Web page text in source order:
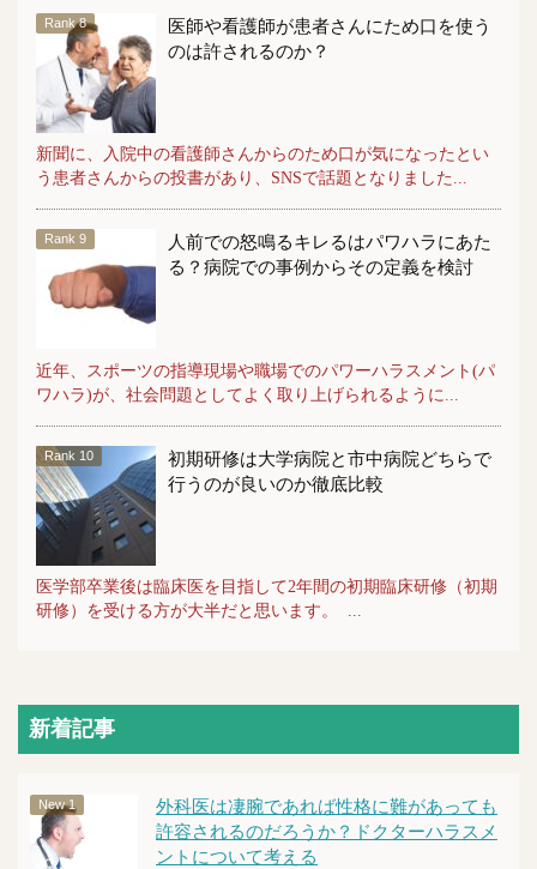
医師や看護師が患者さんにため口を使う
のは許されるのか？
新聞に、入院中の看護師さんからのため口が気になったとい
う患者さんからの投書があり、SNSで話題となりました...
人前での怒鳴るキレるはパワハラにあた
る？病院での事例からその定義を検討
近年、スポーツの指導現場や職場でのパワーハラスメント(パ
ワハラ)が、社会問題としてよく取り上げられるように...
初期研修は大学病院と市中病院どちらで
行うのが良いのか徹底比較
医学部卒業後は臨床医を目指して2年間の初期臨床研修（初期
研修）を受ける方が大半だと思います。 ...
新着記事
外科医は凄腕であれば性格に難があっても
許容されるのだろうか？ドクターハラスメ
ントについて考える